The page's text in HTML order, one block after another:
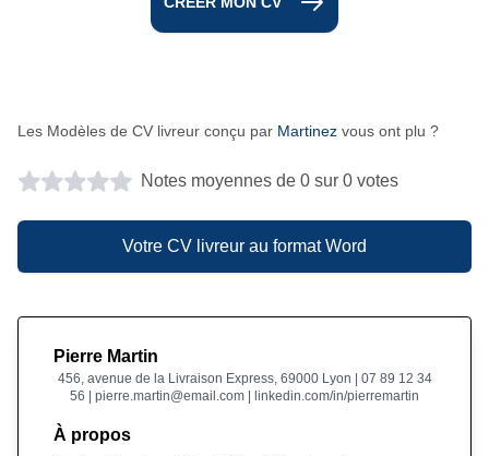
Les Modèles de CV livreur conçu par Martinez vous ont plu ?
Notes moyennes de 0 sur 0 votes
Votre CV livreur au format Word
Pierre Martin
456, avenue de la Livraison Express, 69000 Lyon | 07 89 12 34
56 | pierre.martin@email.com | linkedin.com/in/pierremartin
À propos